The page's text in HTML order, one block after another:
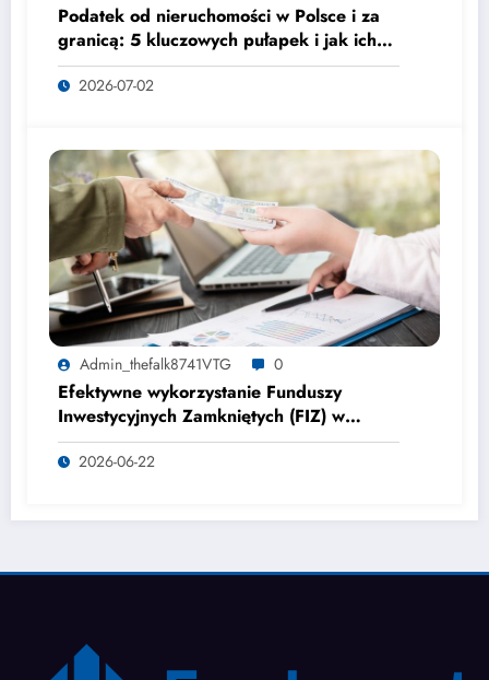
Podatek od nieruchomości w Polsce i za
granicą: 5 kluczowych pułapek i jak ich
uniknąć
2026-07-02
Admin_thefalk8741VTG 0
Efektywne wykorzystanie Funduszy
Inwestycyjnych Zamkniętych (FIZ) w
strukturze majątkowej firmy
2026-06-22